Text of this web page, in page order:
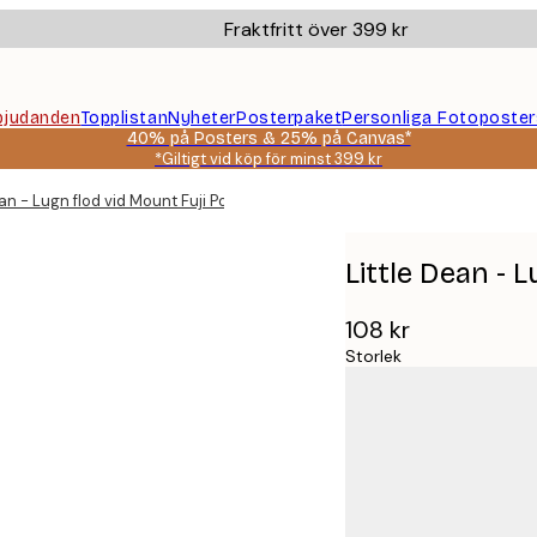
Fraktfritt över 399 kr
TopplistanNyheterPosterpaketPersonliga
40% på Posters & 25% på Canvas*
*Giltigt vid köp för minst 399 kr
- Lugn flod vid Mount Fuji Poster
Little Dean -
108 kr
Storlek